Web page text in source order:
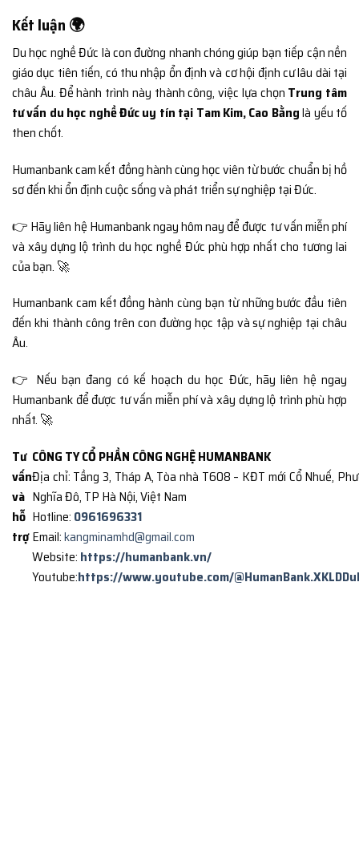
Kết luận 🌍
Du học nghề Đức là con đường nhanh chóng giúp bạn tiếp cận nền
giáo dục tiên tiến, có thu nhập ổn định và cơ hội định cư lâu dài tại
châu Âu. Để hành trình này thành công, việc lựa chọn Trung tâm
tư vấn du học nghề Đức uy tín tại Tam Kim, Cao Bằnglà yếu tố
then chốt.
Humanbank cam kết đồng hành cùng học viên từ bước chuẩn bị hồ
sơ đến khi ổn định cuộc sống và phát triển sự nghiệp tại Đức.
👉 Hãy liên hệ Humanbank ngay hôm nay để được tư vấn miễn phí
và xây dựng lộ trình du học nghề Đức phù hợp nhất cho tương lai
của bạn. 🚀
Humanbank cam kết đồng hành cùng bạn từ những bước đầu tiên
đến khi thành công trên con đường học tập và sự nghiệp tại châu
Âu.
👉 Nếu bạn đang có kế hoạch du học Đức, hãy liên hệ ngay
Humanbank để được tư vấn miễn phí và xây dựng lộ trình phù hợp
nhất. 🚀
Tư
vấn
và
hỗ
trợ
CÔNG TY CỔ PHẦN CÔNG NGHỆ HUMANBANK
Địa chỉ: Tầng 3, Tháp A, Tòa nhà T608 – KĐT mới Cổ Nhuế,
Nghĩa Đô, TP Hà Nội, Việt Nam
Hotline: 0961696331
Email:kangminamhd@gmail.com
Website: https://humanbank.vn/
Youtube:https://www.youtube.com/